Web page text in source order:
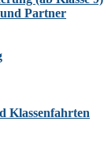
Partner
Klassenfahrten